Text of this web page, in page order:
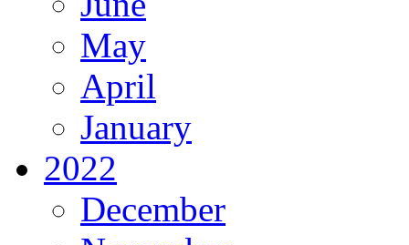
May
April
January
2022
December